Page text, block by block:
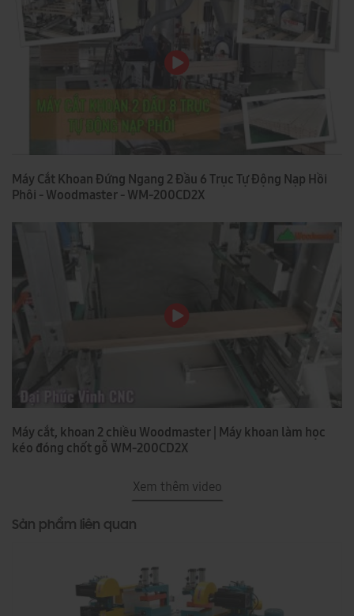
Máy Cắt Khoan Đứng Ngang 2 Đầu 6 Trục Tự Động Nạp Hồi
Phôi - Woodmaster - WM-200CD2X
Máy cắt, khoan 2 chiều Woodmaster | Máy khoan làm học
kéo đóng chốt gỗ WM-200CD2X
Xem thêm video
Sản phẩm liên quan